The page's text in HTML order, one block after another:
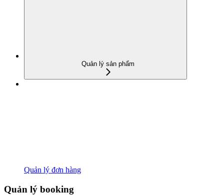
Quản lý sản phẩm
Quản lý đơn hàng
Quản lý booking